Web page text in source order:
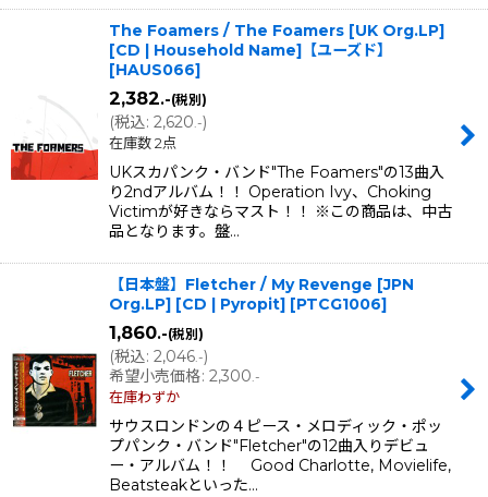
The Foamers / The Foamers [UK Org.LP]
[CD | Household Name]【ユーズド】
[HAUS066]
2,382.-(税別)
(税込: 2,620.-)
在庫数 2点
UKスカパンク・バンド"The Foamers"の13曲入
り2ndアルバム！！ Operation Ivy、Choking
Victimが好きならマスト！！ ※この商品は、中古
品となります。盤…
【日本盤】Fletcher / My Revenge [JPN
Org.LP] [CD | Pyropit] [PTCG1006]
1,860.-(税別)
(税込: 2,046.-)
希望小売価格: 2,300.-
在庫わずか
サウスロンドンの４ピース・メロディック・ポッ
プパンク・バンド"Fletcher"の12曲入りデビュ
ー・アルバム！！ Good Charlotte, Movielife,
Beatsteakといった…